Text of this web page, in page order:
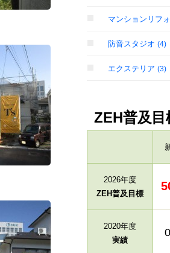
マンションリフ
防音スタジオ (4)
エクステリア (3)
ZEH普及
2026年度
ZEH普及目標
2020年度
実績